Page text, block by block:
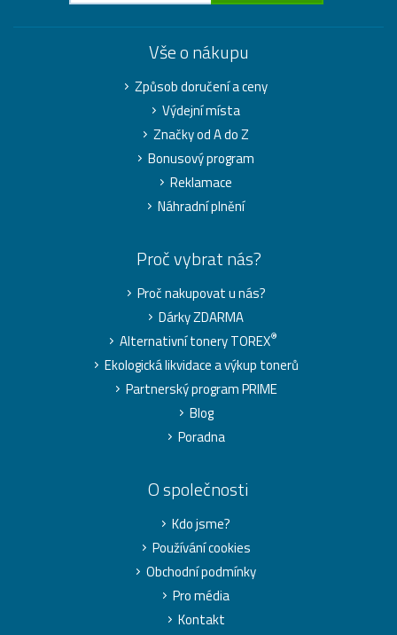
Vše o nákupu
Způsob doručení a ceny
Výdejní místa
Značky od A do Z
Bonusový program
Reklamace
Náhradní plnění
Proč vybrat nás?
Proč nakupovat u nás?
Dárky ZDARMA
Alternativní tonery TOREX®
Ekologická likvidace a výkup tonerů
Partnerský program PRIME
Blog
Poradna
O společnosti
Kdo jsme?
Používání cookies
Obchodní podmínky
Pro média
Kontakt